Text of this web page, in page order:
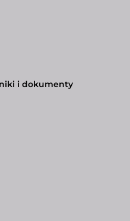
i dokumenty